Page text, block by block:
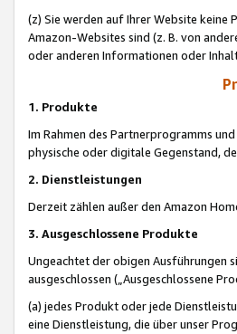
(z) Sie werden auf Ihrer Website
Amazon-Websites sind (z. B. von
oder anderen Informationen oder
1. Produkte
Im Rahmen des Partnerprogramms
physische oder digitale Gegenstand,
2. Dienstleistungen
Derzeit zählen außer den Amazon
3. Ausgeschlossene Produkte
Ungeachtet der obigen Ausführungen
ausgeschlossen („Ausgeschlossene
(a) jedes Produkt oder jede
eine Dienstleistung, die über unser